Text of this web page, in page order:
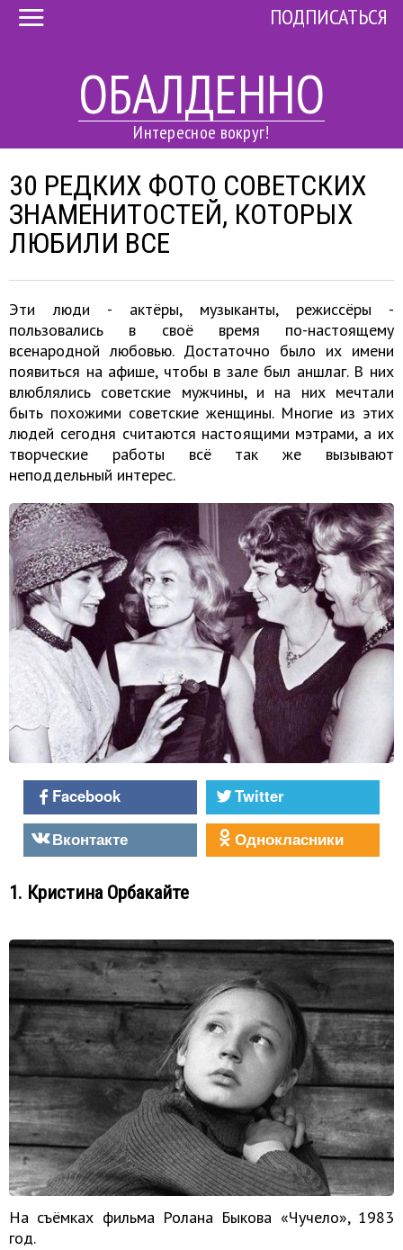
ОБАЛДЕННО
Интересное вокруг!
ПОДПИСАТЬСЯ
30 РЕДКИХ ФОТО СОВЕТСКИХ
ЗНАМЕНИТОСТЕЙ, КОТОРЫХ
ЛЮБИЛИ ВСЕ
Эти люди - актёры, музыканты, режиссёры -
пользовались в своё время по-настоящему
всенародной любовью. Достаточно было их имени
появиться на афише, чтобы в зале был аншлаг. В них
влюблялись советские мужчины, и на них мечтали
быть похожими советские женщины. Многие из этих
людей сегодня считаются настоящими мэтрами, а их
творческие работы всё так же вызывают
неподдельный интерес.
Facebook
Twitter
Вконтакте
Однокласники
1. Кристина Орбакайте
На съёмках фильма Ролана Быкова «Чучело», 1983
год.